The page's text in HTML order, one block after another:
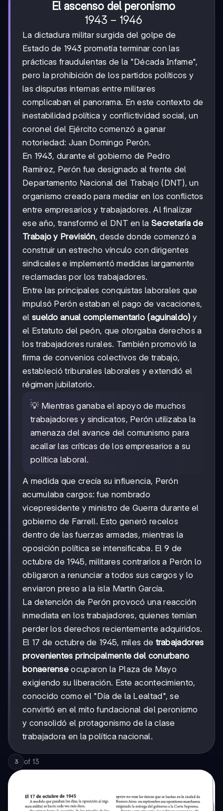
El ascenso del peronismo
1943-
1946
1943 − 1946
La dictadura militar surgida del golpe de
Estado de 1943 prometía terminar con las
prácticas fraudulentas de la "Década Infame",
pero la prohibición de los partidos políticos y
las disputas internas entre militares
complicaban el panorama. En este contexto de
inestabilidad política y conflictividad social, un
coronel del Ejército comenzó a ganar
notoriedad: Juan Domingo Perón.
En 1943, durante el gobierno de Pedro
Ramírez, Perón fue designado al frente del
Departamento Nacional del Trabajo (DNT), un
organismo creado para mediar en los conflictos
entre empresarios y trabajadores. Al finalizar
ese año, transformó el DNT en la Secretaría de
Trabajo y Previsión, desde donde comenzó a
construir un estrecho vínculo con dirigentes
sindicales e implementó medidas largamente
reclamadas por los trabajadores.
Entre las principales conquistas laborales que
impulsó Perón estaban el pago de vacaciones,
el sueldo anual complementario (aguinaldo) y
el Estatuto del peón, que otorgaba derechos a
los trabajadores rurales. También promovió la
firma de convenios colectivos de trabajo,
estableció tribunales laborales y extendió el
régimen jubilatorio.
💡 Mientras ganaba el apoyo de muchos
trabajadores y sindicatos, Perón utilizaba la
amenaza del avance del comunismo para
acallar las críticas de los empresarios a su
política laboral.
A medida que crecía su influencia, Perón
acumulaba cargos: fue nombrado
vicepresidente y ministro de Guerra durante el
gobierno de Farrell. Esto generó recelos
dentro de las fuerzas armadas, mientras la
oposición política se intensificaba. El 9 de
octubre de 1945, militares contrarios a Perón lo
obligaron a renunciar a todos sus cargos y lo
enviaron preso a la isla Martín García.
La detención de Perón provocó una reacción
inmediata en los trabajadores, quienes temían
perder los derechos recientemente adquiridos.
El 17 de octubre de 1945, miles de trabajadores
provenientes principalmente del conurbano
bonaerense ocuparon la Plaza de Mayo
exigiendo su liberación. Este acontecimiento,
conocido como el "Día de la Lealtad", se
convirtió en el mito fundacional del peronismo
y consolidó el protagonismo de la clase
trabajadora en la política nacional.
3 of 13